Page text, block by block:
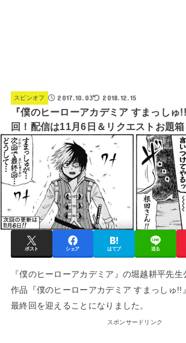
スピンオフ 2017.10.03 2018.12.15
『僕のヒーローアカデミア すまっしゅ
回！配信は11月6日＆リクエストお題
ポスト シェア はてブ 送る
『僕のヒーローアカデミア』の堀越耕平先
作品『僕のヒーローアカデミア すまっしゅ!!
最終回を迎えることになりました。
スポンサードリンク